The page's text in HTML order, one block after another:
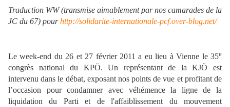
Traduction WW (transmise aimablement par nos camarades de la
JC du 67) pourhttp://solidarite-internationale-pcf.over-blog.net/
Le week-end du 26 et 27 février 2011 a eu lieu à Vienne le 35e
congrès national du KPÖ. Un représentant de la KJÖ est
intervenu dans le débat, exposant nos points de vue et profitant de
l’occasion pour condamner avec véhémence la ligne de la
liquidation du Parti et de l'affaiblissement du mouvement